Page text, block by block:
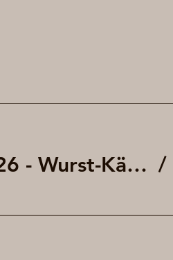
Fritigsbier am 28. August 2026 - Wurst-Käse-Salat /